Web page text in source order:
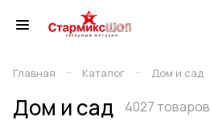
Главная – Каталог – Дом и сад
Дом и сад 4027 товаров